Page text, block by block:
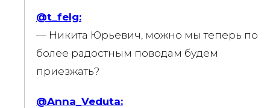
@t_felg:
— Никита Юрьевич, можно мы теперь по
более радостным поводам будем
приезжать?
@Anna_Veduta: